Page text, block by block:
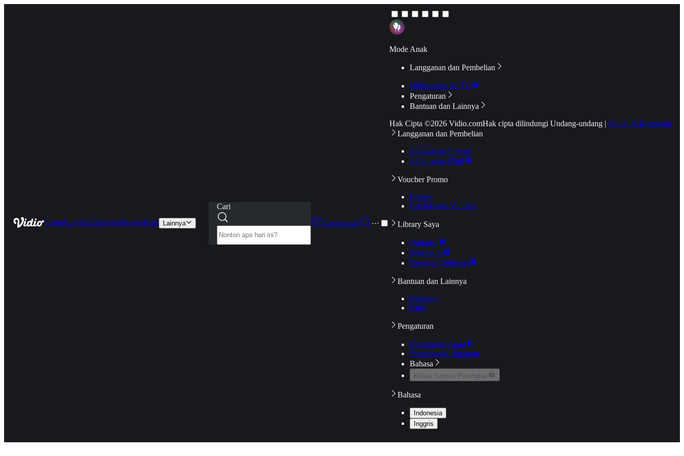
HomeLiveSportsSeriesMoviesKids Lainnya
Cari
Langganan
···
Mode Anak
Langganan dan Pembelian
Hubungkan ke TV
Pengaturan
Bantuan dan Lainnya
Hak Cipta ©2026 Vidio.comHak cipta dilindungi Undang-undang | Syarat & Ketentuan
Langganan dan Pembelian
Langganan Premier
Langganan Aktif
Voucher Promo
Promo
Pakai Kode Voucher
Library Saya
Daftarku
Mengikuti
Riwayat Tontonan
Bantuan dan Lainnya
Bantuan
Blog
Pengaturan
Pengaturan Akun
Pemeriksaan Jaringan
Bahasa
Keluar Semua Perangkat
Bahasa
Indonesia
Inggris